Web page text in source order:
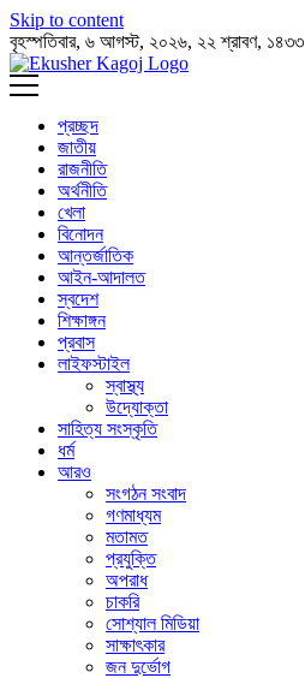
Skip to content
বৃহস্পতিবার, ৬ আগস্ট, ২০২৬, ২২ শ্রাবণ, ১৪৩৩
প্রচ্ছদ
জাতীয়
রাজনীতি
অর্থনীতি
খেলা
বিনোদন
আন্তর্জাতিক
আইন-আদালত
স্বদেশ
শিক্ষাঙ্গন
প্রবাস
লাইফস্টাইল
স্বাস্থ্য
উদ্যোক্তা
সাহিত্য সংস্কৃতি
ধর্ম
আরও
সংগঠন সংবাদ
গণমাধ্যম
মতামত
প্রযুক্তি
অপরাধ
চাকরি
সোশ্যাল মিডিয়া
সাক্ষাৎকার
জন দুর্ভোগ